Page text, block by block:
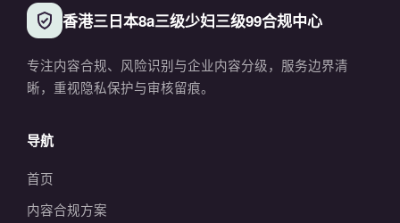
香港三日本8a三级少妇三级99合规中心
专注内容合规、风险识别与企业内容分级，服务边界清
晰，重视隐私保护与审核留痕。
导航
首页
内容合规方案